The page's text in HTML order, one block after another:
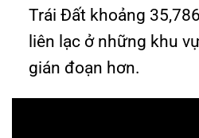
Trái Đất khoảng
liên lạc ở những khu
gián đoạn hơn.